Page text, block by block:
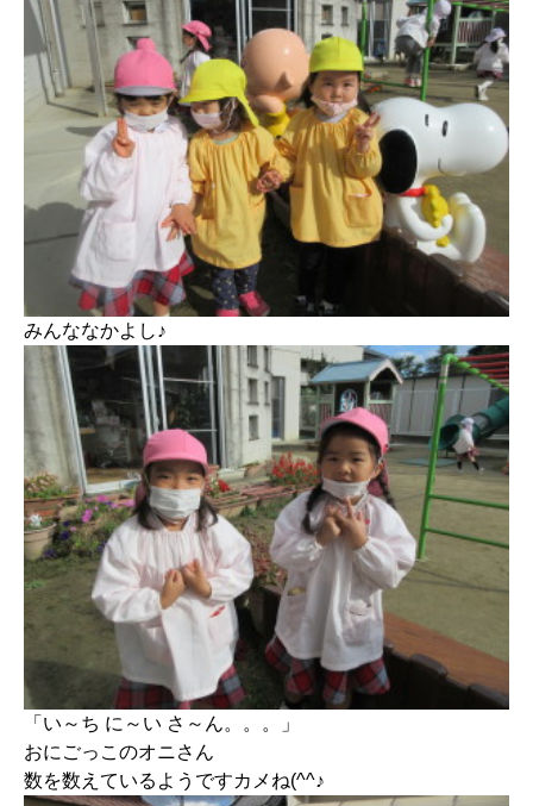
みんななかよし♪
「い～ち に～い さ～ん。。。」
おにごっこのオニさん
数を数えているようですカメね(^^♪